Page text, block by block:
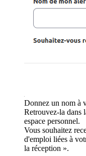
Donnez un nom à
Retrouvez-la dans
espace personnel.
Vous souhaitez
d'emploi liées à
la réception ».